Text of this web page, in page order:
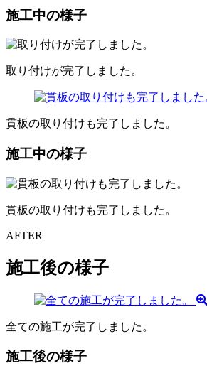
施工中の様子
取り付けが完了しました。
貫板の取り付けも完了しました。
施工中の様子
貫板の取り付けも完了しました。
AFTER
施工後の様子
全ての施工が完了しました。
施工後の様子